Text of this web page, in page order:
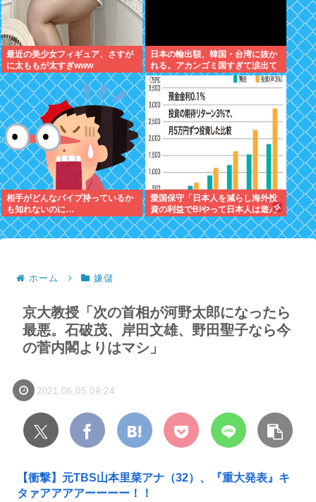
最近の美少女フィギュア、さすが
に太ももが太すぎwww
日本の輸出額、韓国・台湾に抜か
れる。アカンゴミ国すぎて涙出て
きた…
相手がどんなパイプ持っているか
も知れないのに…
愛国保守「日本人を減らし海外投
資の利益でBIやって日本人は遊ん
で暮らすべき。移民は不要」
ホーム 嫌儲
京大教授「次の首相が河野太郎になったら
最悪。石破茂、岸田文雄、野田聖子なら今
の菅内閣よりはマシ」
2021.06.05 09:24
【衝撃】元TBS山本里菜アナ（32）、『重大発表』キ
タァアアアアーーーー！！